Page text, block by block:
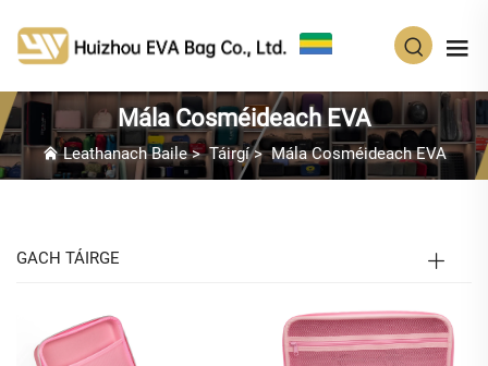
Mála Cosméideach EVA
Leathanach Baile>Táirgí>Mála Cosméideach EVA
GACH TÁIRGE